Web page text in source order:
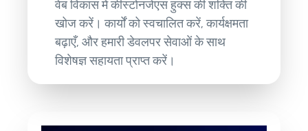
वेब विकास में कीस्टोनजेएस हुक्स की शक्ति की
खोज करें। कार्यों को स्वचालित करें, कार्यक्षमता
बढ़ाएँ, और हमारी डेवलपर सेवाओं के साथ
विशेषज्ञ सहायता प्राप्त करें।